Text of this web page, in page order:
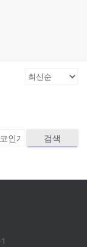
.
검색